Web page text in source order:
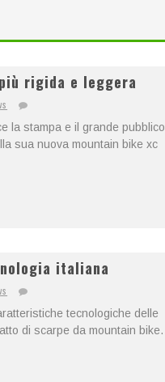
rigida e leggera
la stampa e il grande pubblico
sua nuova mountain bike xc
italiana
tecnologiche delle
di scarpe da mountain bike.